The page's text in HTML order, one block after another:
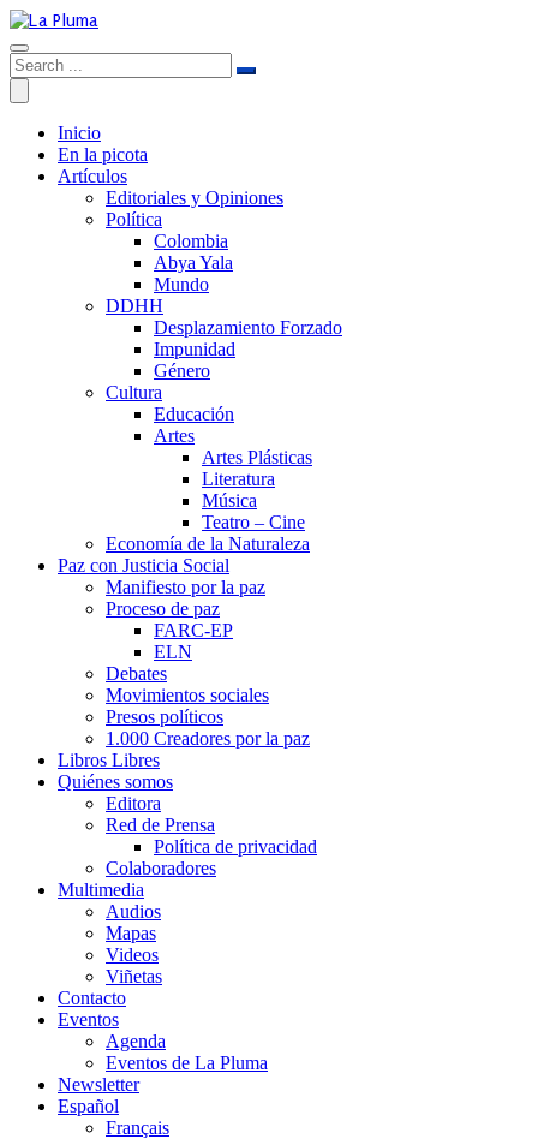
Inicio
En la picota
Artículos
Editoriales y Opiniones
Política
Colombia
Abya Yala
Mundo
DDHH
Desplazamiento Forzado
Impunidad
Género
Cultura
Educación
Artes
Artes Plásticas
Literatura
Música
Teatro – Cine
Economía de la Naturaleza
Paz con Justicia Social
Manifiesto por la paz
Proceso de paz
FARC-EP
ELN
Debates
Movimientos sociales
Presos políticos
1.000 Creadores por la paz
Libros Libres
Quiénes somos
Editora
Red de Prensa
Política de privacidad
Colaboradores
Multimedia
Audios
Mapas
Videos
Viñetas
Contacto
Eventos
Agenda
Eventos de La Pluma
Newsletter
Español
Français